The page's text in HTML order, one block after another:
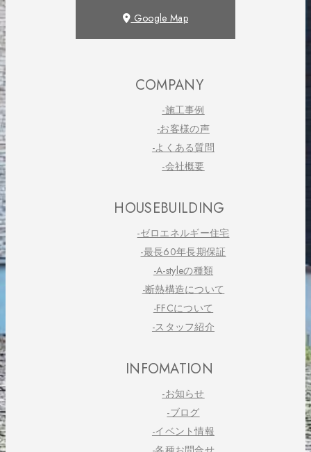
Google Map
COMPANY
-施工事例
-お客様の声
-よくある質問
-会社概要
HOUSEBUILDING
-ゼロエネルギー住宅
-最長60年長期保証
-A-styleの種類
-断熱構造について
-FFCについて
-スタッフ紹介
INFOMATION
-お知らせ
-ブログ
-イベント情報